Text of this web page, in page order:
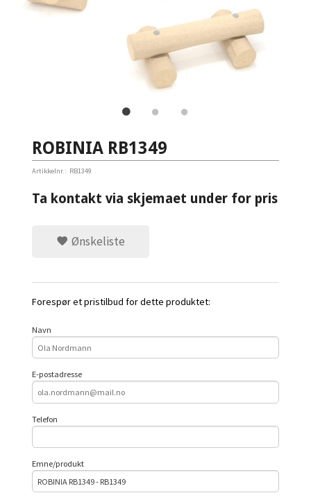
ROBINIA RB1349
Artikkelnr.: RB1349
Ta kontakt via skjemaet under for pris
Ønskeliste
Forespør et pristilbud for dette produktet:
Navn
E-postadresse
Telefon
Emne/produkt